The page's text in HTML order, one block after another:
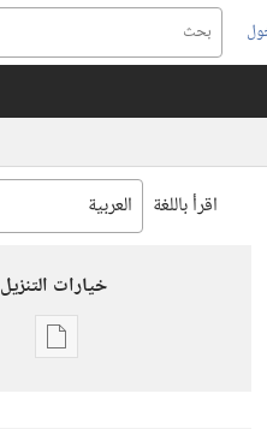
اقرأ باللغة
خيارات التنزيل
خيارات